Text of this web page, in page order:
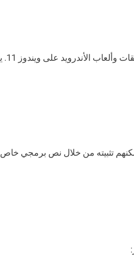
على ويندوز 11. يتميز بـ: